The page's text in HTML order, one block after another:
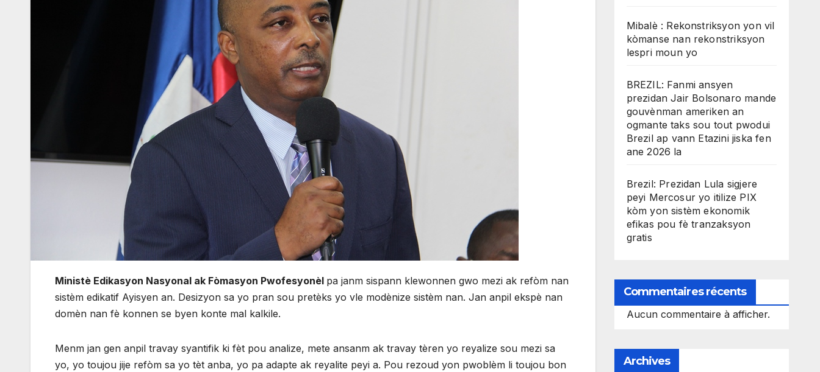
Ministè Edikasyon Nasyonal ak Fòmasyon Pwofesyonèl pa janm sispann klewonnen gwo mezi ak refòm nan
sistèm edikatif Ayisyen an. Desizyon sa yo pran sou pretèks yo vle modènize sistèm nan. Jan anpil ekspè nan
domèn nan fè konnen se byen konte mal kalkile.
Menm jan gen anpil travay syantifik ki fèt pou analize, mete ansanm ak travay tèren yo reyalize sou mezi sa
yo, yo toujou jije refòm sa yo tèt anba, yo pa adapte ak reyalite peyi a. Pou rezoud yon pwoblèm li toujou bon
Mibalè : Rekonstriksyon yon vil
kòmanse nan rekonstriksyon
lespri moun yo
BREZIL: Fanmi ansyen
prezidan Jair Bolsonaro mande
gouvènman ameriken an
ogmante taks sou tout pwodui
Brezil ap vann Etazini jiska fen
ane 2026 la
Brezil: Prezidan Lula sigjere
peyi Mercosur yo itilize PIX
kòm yon sistèm ekonomik
efikas pou fè tranzaksyon
gratis
Commentaires récents
Aucun commentaire à afficher.
Archives